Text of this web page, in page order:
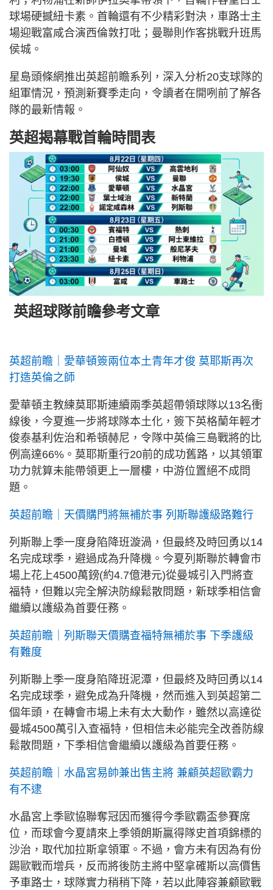
球場硬撼紐卡素。首輪還有不少精彩對決，車路士主
場迎戰富咸合演西倫敦打吡；曼聯則作客挑戰升班馬
侯城。
星島頭條網推出英超前瞻系列，深入分析20支球隊的
組軍情況，預測新賽季走向，令讀者在開咧前了解各
隊的最新情報。
英超揭幕戰首輪時間表
英超球隊前瞻參考文章
英超前瞻｜愛華頓簽兩位本土青年才俊 莫耶斯再次
打造英倫之師
愛華頓主教練莫耶斯連續兩季英超帶領球隊以13名衝
線後，今夏進一步將球隊本土化，簽下英格蘭年輕才
俊泰基利佐治和希頓赫尼，令隊中英倫三島戰將的比
例高達66%。莫耶斯重行20前的成功舊路，以其領軍
功力就算未能帶領更上一層樓，中游位置絕不成問
題。
英超前瞻｜天價購門將無補於事 列斯聯護級路難行
列斯聯上季一度身陷降班漩渦，但最終及時回勇以14
名完成球季，避過成為升降機。今夏列斯聯於轉會市
場上花上4500萬鎊(約4.7億港元)從曼城引入門將查
福特，但難以完全解決防線鬆散問題，新球季相信會
繼續以護級為首要任務。
英超前瞻｜列斯聯天價購查福特無補於事 下季護級
有難度
列斯聯上季一度身陷降班泥潭，但最終及時回勇以14
名完成球季，避免成為升降機，然而進入到英超第二
個年頭，在轉會市場上未有太大動作，雖然以高達從
曼城4500萬引入查福特，但相信未必能完全改善防線
鬆散問題，下季相信會繼續以護級為首要任務。
英超前瞻｜水晶宮易帥兼出售主將 兼顧英超歐霸力
有不逮
水晶宮上季歐協聯奪冠因而獲得今季歐霸盃參賽席
位，而球會今夏請來上季領朗斯贏得隊史首項錦標的
沙治，取代加拉斯拿領軍。不過，會方未有因為有份
踢歐戰而增兵，反而將後防主將中堅拿確斯以高價售
予車路士，球隊實力稍稍下降，若以此陣容兼顧歐戰